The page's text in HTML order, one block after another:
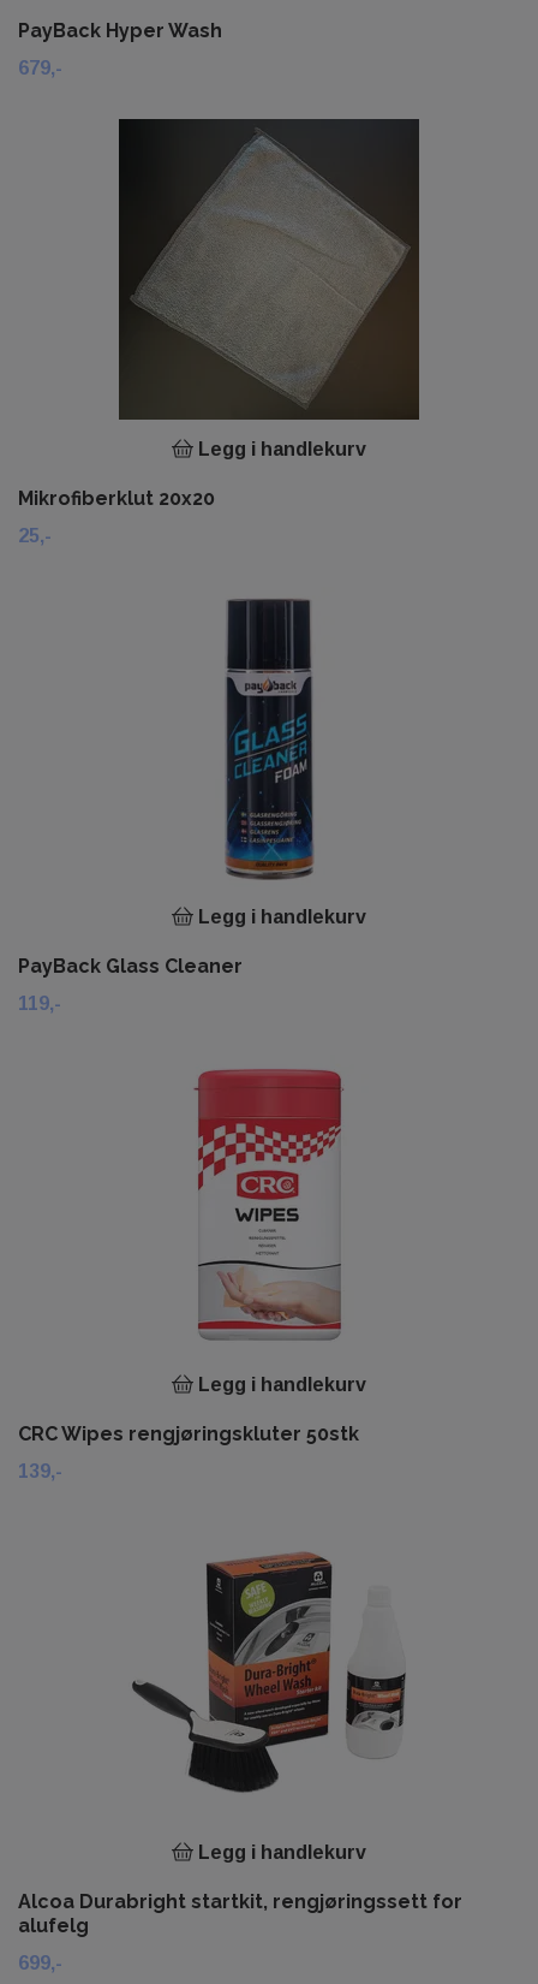
PayBack Hyper Wash
679,-
Legg i handlekurv
Mikrofiberklut 20x20
25,-
Legg i handlekurv
PayBack Glass Cleaner
119,-
Legg i handlekurv
CRC Wipes rengjøringskluter 50stk
139,-
Legg i handlekurv
Alcoa Durabright startkit, rengjøringssett for
alufelg
699,-